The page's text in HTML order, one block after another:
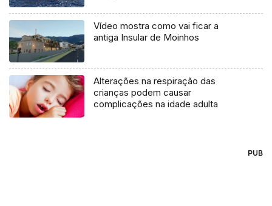
Vídeo mostra como vai ficar a
antiga Insular de Moinhos
Alterações na respiração das
crianças podem causar
complicações na idade adulta
PUB